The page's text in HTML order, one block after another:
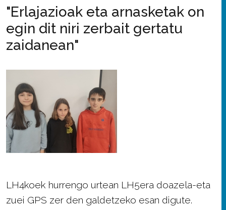
"Erlajazioak eta arnasketak on
egin dit niri zerbait gertatu
zaidanean"
LH4koek hurrengo urtean LH5era doazela-eta
zuei GPS zer den galdetzeko esan digute.